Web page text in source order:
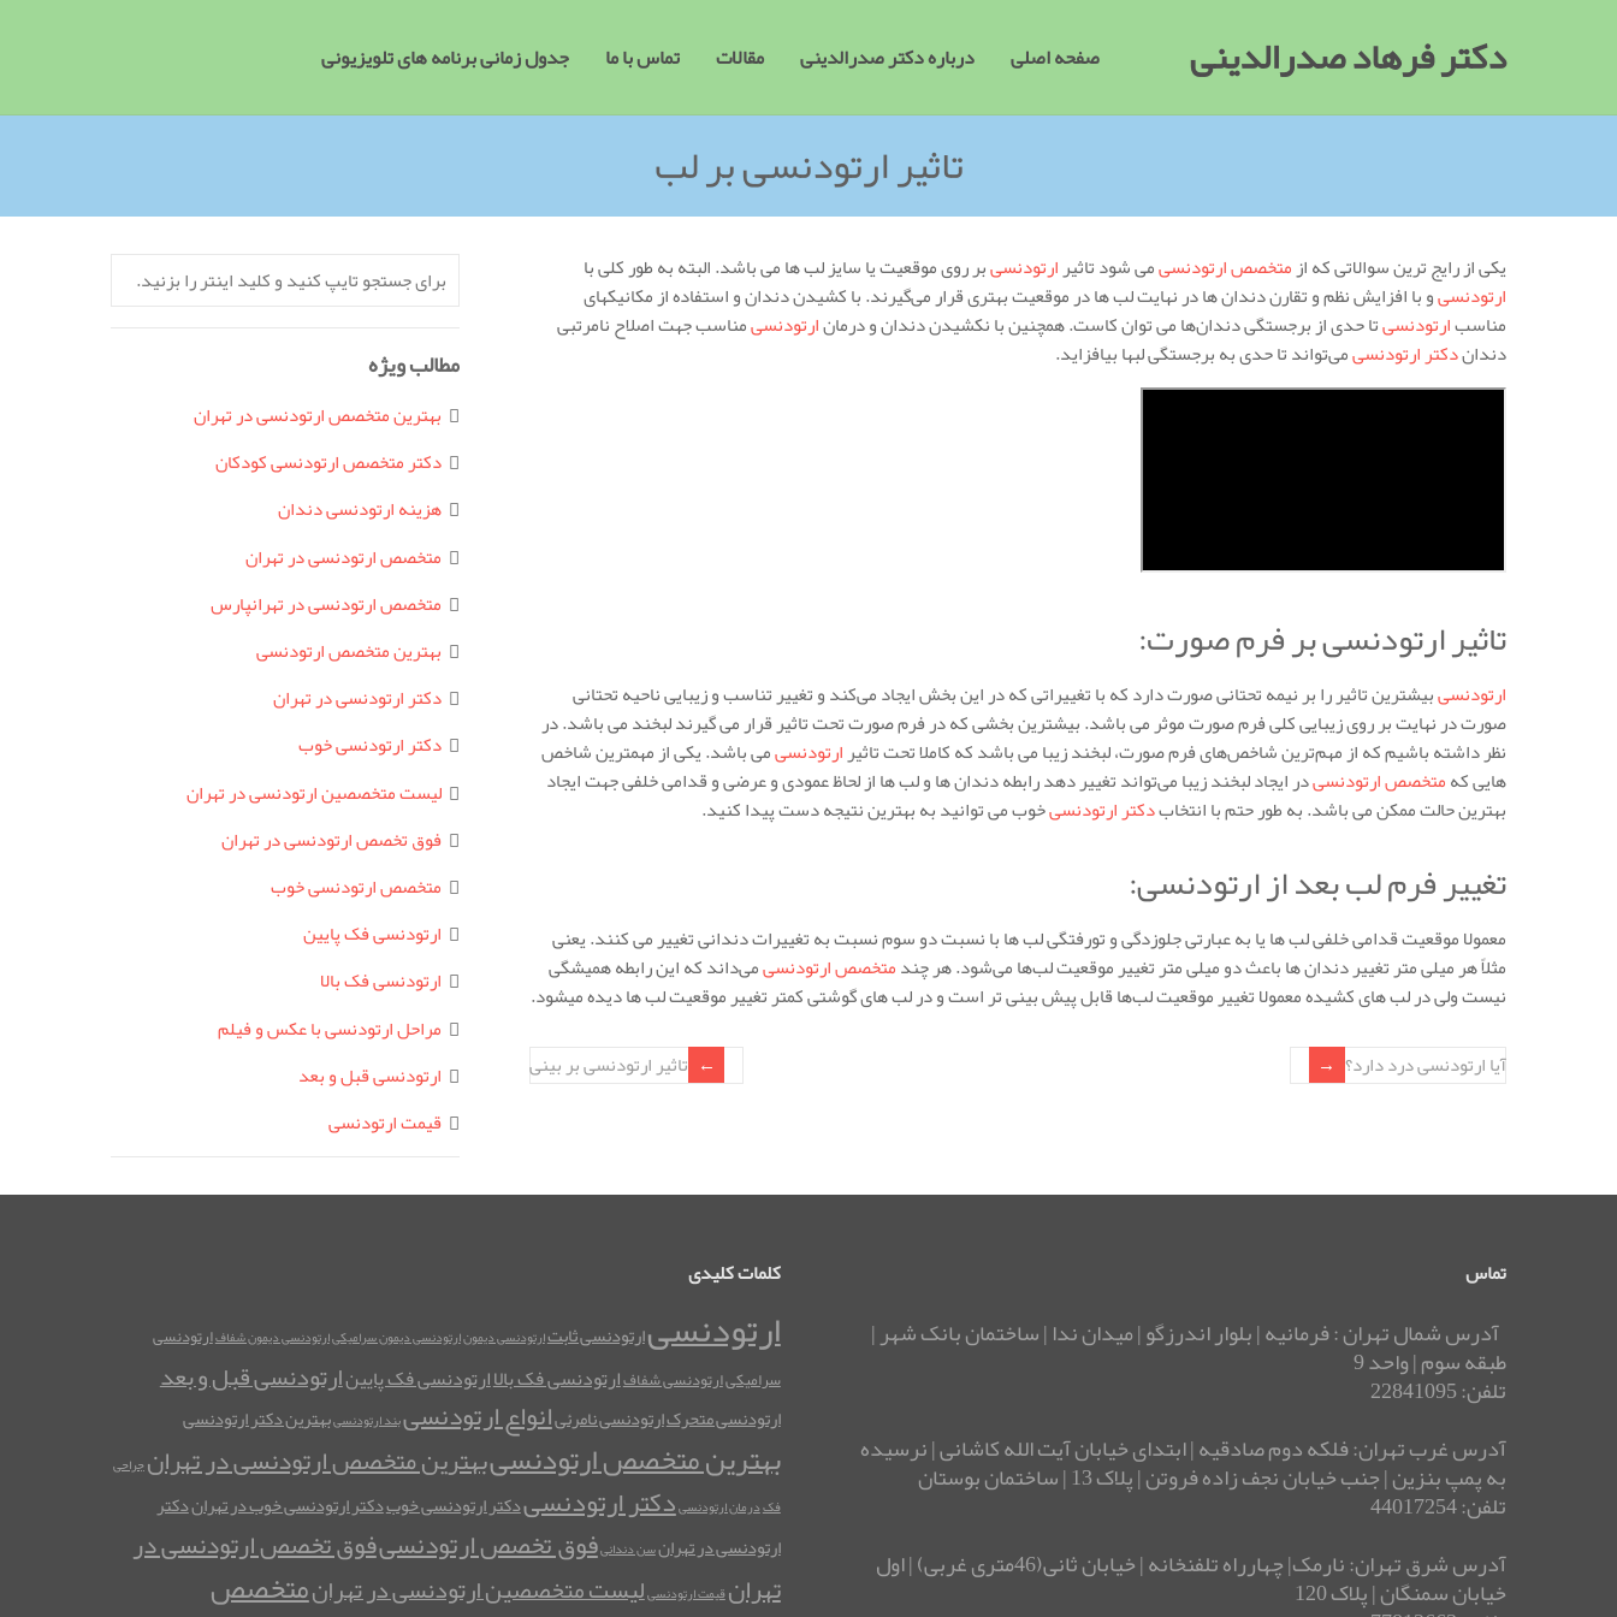
دکتر فرهاد صدرالدینی صفحه اصلی درباره دکتر صدرالدینی مقالات تماس با ما جدول زمانی برنامه های تلویزیونی
تاثیر ارتودنسی بر لب
یکی از رایج ترین سوالاتی که ازمتخصص ارتودنسیمی شود تاثیرارتودنسیبر روی موقعیت یا سایز لب ها می باشد. البته به طور کلی با
ارتودنسیو با افزایش نظم و تقارن دندان ها در نهایت لب ها در موقعیت بهتری قرار می‌گیرند. با کشیدن دندان و استفاده از مکانیکهای
مناسبارتودنسیتا حدی از برجستگی دندان‌ها می توان کاست. همچنین با نکشیدن دندان و درمانارتودنسیمناسب جهت اصلاح نامرتبی
دنداندکتر ارتودنسیمی‌تواند تا حدی به برجستگی لبها بیافزاید.
تاثیر ارتودنسی بر فرم صورت:
ارتودنسیبیشترین تاثیر را بر نیمه تحتانی صورت دارد که با تغییراتی که در این بخش ایجاد می‌کند و تغییر تناسب و زیبایی ناحیه تحتانی
صورت در نهایت بر روی زیبایی کلی فرم صورت موثر می باشد. بیشترین بخشی که در فرم صورت تحت تاثیر قرار می گیرند لبخند می باشد. در
نظر داشته باشیم که از مهم‌ترین شاخص‌های فرم صورت، لبخند زیبا می باشد که کاملا تحت تاثیرارتودنسیمی باشد. یکی از مهمترین شاخص
هایی کهمتخصص ارتودنسیدر ایجاد لبخند زیبا می‌تواند تغییر دهد رابطه دندان ها و لب ها از لحاظ عمودی و عرضی و قدامی خلفی جهت ایجاد
بهترین حالت ممکن می باشد. به طور حتم با انتخابدکتر ارتودنسیخوب می توانید به بهترین نتیجه دست پیدا کنید.
تغییر فرم لب بعد از ارتودنسی:
معمولا موقعیت قدامی خلفی لب ها یا به عبارتی جلوزدگی و تورفتگی لب ها با نسبت دو سوم نسبت به تغییرات دندانی تغییر می کنند. یعنی
مثلاً هر میلی متر تغییر دندان ها باعث دو میلی متر تغییر موقعیت لب‌ها می‌شود. هر چندمتخصص ارتودنسیمی‌داند که این رابطه همیشگی
نیست ولی در لب های کشیده معمولا تغییر موقعیت لب‌ها قابل پیش بینی تر است و در لب های گوشتی کمتر تغییر موقعیت لب ها دیده میشود.
آیا ارتودنسی درد دارد؟
تاثیر ارتودنسی بر بینی
مطالب ویژه
بهترین متخصص ارتودنسی در تهران
دکتر متخصص ارتودنسی کودکان
هزینه ارتودنسی دندان
متخصص ارتودنسی در تهران
متخصص ارتودنسی در تهرانپارس
بهترین متخصص ارتودنسی
دکتر ارتودنسی در تهران
دکتر ارتودنسی خوب
لیست متخصصین ارتودنسی در تهران
فوق تخصص ارتودنسی در تهران
متخصص ارتودنسی خوب
ارتودنسی فک پایین
ارتودنسی فک بالا
مراحل ارتودنسی با عکس و فیلم
ارتودنسی قبل و بعد
قیمت ارتودنسی
تماس
آدرس شمال تهران : فرمانیه | بلوار اندرزگو | میدان ندا | ساختمان بانک شهر |
طبقه سوم | واحد 9
تلفن: 22841095
آدرس غرب تهران: فلکه دوم صادقیه | ابتدای خیابان آیت الله کاشانی | نرسیده
به پمپ بنزین | جنب خیابان نجف زاده فروتن | پلاک 13 | ساختمان بوستان
تلفن: 44017254
آدرس شرق تهران: نارمک| چهارراه تلفنخانه | خیابان ثانی(46متری غربی) | اول
خیابان سمنگان | پلاک 120
کلمات کلیدی
ارتودنسیارتودنسی ثابتارتودنسی دیمونارتودنسی دیمون سرامیکیارتودنسی دیمون شفافارتودنسی
سرامیکیارتودنسی شفافارتودنسی فک بالاارتودنسی فک پایینارتودنسی قبل و بعد
ارتودنسی متحرکارتودنسی نامرئیانواع ارتودنسیبند ارتودنسیبهترین دکتر ارتودنسی
بهترین متخصص ارتودنسیبهترین متخصص ارتودنسی در تهرانجراحی
فکدرمان ارتودنسیدکتر ارتودنسیدکتر ارتودنسی خوبدکتر ارتودنسی خوب در تهراندکتر
ارتودنسی در تهرانسن دندانیفوق تخصص ارتودنسیفوق تخصص ارتودنسی در
تهرانقیمت ارتودنسیلیست متخصصین ارتودنسی در تهرانمتخصص